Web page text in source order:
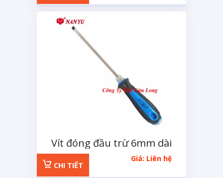
Vít đóng đầu trừ 6mm dài
100mm
Giá: Liên hệ
CHI TIẾT